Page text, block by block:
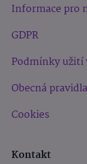
Informace pro
GDPR
Podmínky užití
Obecná
Cookies
Kontakt